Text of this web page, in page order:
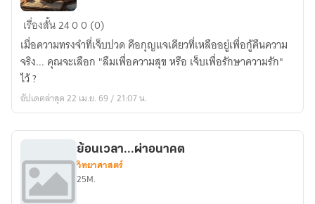
บันทึก
ที่
ลบ
ไม่
ได้
รหัส
ทรง
จำ
เรื่องสั้น2400 (0)
เมื่อความทรงจำที่เจ็บปวด คือกุญแจเดียวที่เหลืออยู่เพื่อกู้คืนความ
จริง... คุณจะเลือก "ลืมเพื่อความสุข หรือ เจ็บเพื่อรักษาความรัก"
ไว้ ?
อัปเดตล่าสุด 22 เม.ย. 69 / 21:07 น.
ย้อนเวลา...ผ่าอนาคต
วิทยาศาสตร์
25M.